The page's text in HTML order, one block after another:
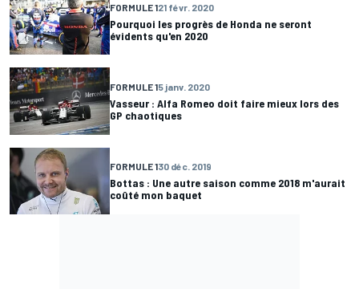
FORMULE 121 févr. 2020
Pourquoi les progrès de Honda ne seront
évidents qu'en 2020
FORMULE 15 janv. 2020
Vasseur : Alfa Romeo doit faire mieux lors des
GP chaotiques
FORMULE 130 déc. 2019
Bottas : Une autre saison comme 2018 m'aurait
coûté mon baquet